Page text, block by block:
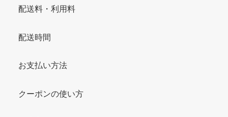
配送料・利用料
配送時間
お支払い方法
クーポンの使い方